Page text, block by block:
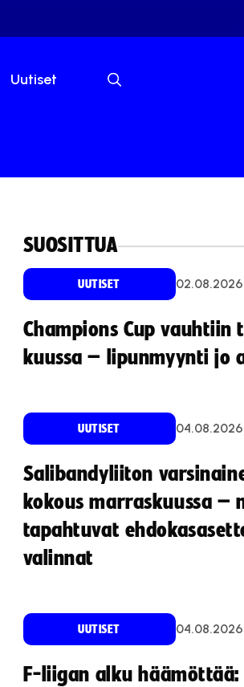
Uutiset
SUOSITTUA
UUTISET 02.08.2026
Champions Cup vauhtiin
kuussa – lipunmyynti jo
UUTISET 04.08.2026
Salibandyliiton
kokous marraskuussa –
tapahtuvat
valinnat
UUTISET 04.08.2026
F-liigan alku häämöttää: